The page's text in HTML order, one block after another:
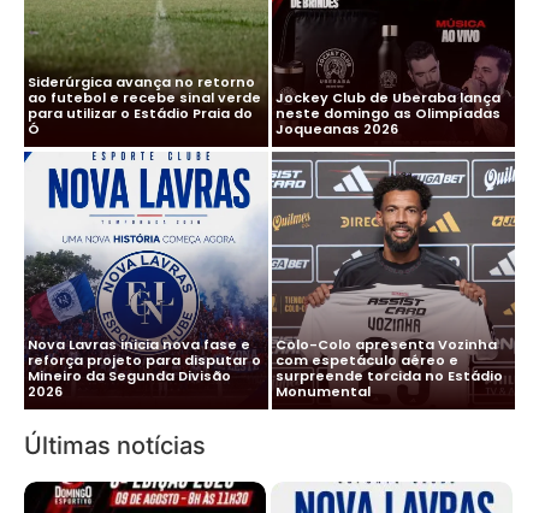
Siderúrgica avança no retorno
ao futebol e recebe sinal verde
para utilizar o Estádio Praia do
Ó
Jockey Club de Uberaba lança
neste domingo as Olimpíadas
Joqueanas 2026
Nova Lavras inicia nova fase e
reforça projeto para disputar o
Mineiro da Segunda Divisão
2026
Colo-Colo apresenta Vozinha
com espetáculo aéreo e
surpreende torcida no Estádio
Monumental
Últimas notícias